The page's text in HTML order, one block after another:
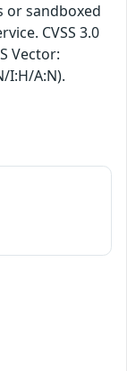
or sandboxed
CVSS 3.0
Vector:
I:H/A:N).